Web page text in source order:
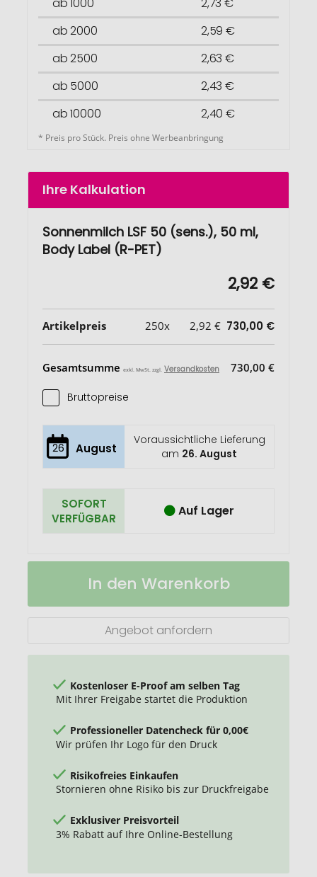
ab 2000
2,59 €
ab 2500
2,63 €
ab 5000
2,43 €
ab 10000
2,40 €
* Preis pro Stück. Preis ohne Werbeanbringung
Ihre Kalkulation
Sonnenmilch LSF 50 (sens.), 50 ml,
Body Label (R-PET)
2,92 €
Artikelpreis 250x 2,92 € 730,00 €
Gesamtsumme exkl. MwSt. zzgl. Versandkosten 730,00 €
Bruttopreise
26 August
Voraussichtliche Lieferung
am 26. August
SOFORT
VERFÜGBAR
Auf Lager
Sonnenmilch
(sens.),
Auf
In den Warenkorb
Angebot anfordern
Kostenloser E-Proof am selben Tag
Mit Ihrer Freigabe startet die Produktion
Professioneller Datencheck für 0,00€
Wir prüfen Ihr Logo für den Druck
Risikofreies Einkaufen
Stornieren ohne Risiko bis zur Druckfreigabe
Exklusiver Preisvorteil
3% Rabatt auf Ihre Online-Bestellung